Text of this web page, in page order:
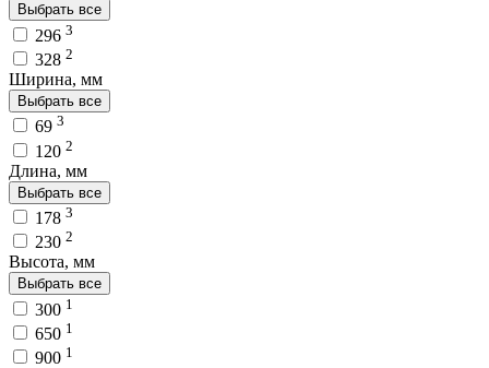
Выбрать все
296 3
328 2
Ширина, мм
Выбрать все
69 3
120 2
Длина, мм
Выбрать все
178 3
230 2
Высота, мм
Выбрать все
300 1
650 1
900 1